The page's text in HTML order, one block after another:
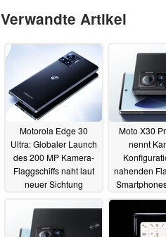
Verwandte Artikel
Motorola Edge 30
Ultra: Globaler Launch
des 200 MP Kamera-
Flaggschiffs naht laut
neuer Sichtung
Moto X30
nennt
nahenden
MP